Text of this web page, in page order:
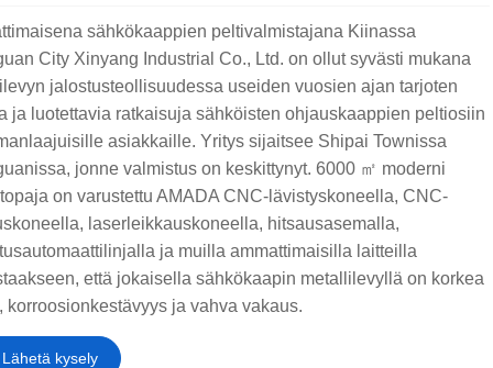
sähkökaappien peltivalmistajana Kiinassa
City Xinyang Industrial Co., Ltd. on ollut syvästi mukana
jalostusteollisuudessa useiden vuosien ajan tarjoten
ja luotettavia ratkaisuja sähköisten ohjauskaappien peltiosiin
asiakkaille. Yritys sijaitsee Shipai Townissa
jonne valmistus on keskittynyt. 6000 ㎡ moderni
on varustettu AMADA CNC-lävistyskoneella, CNC-
laserleikkauskoneella, hitsausasemalla,
ja muilla ammattimaisilla laitteilla
että jokaisella sähkökaapin metallilevyllä on korkea
korroosionkestävyys ja vahva vakaus.
Lähetä kysely